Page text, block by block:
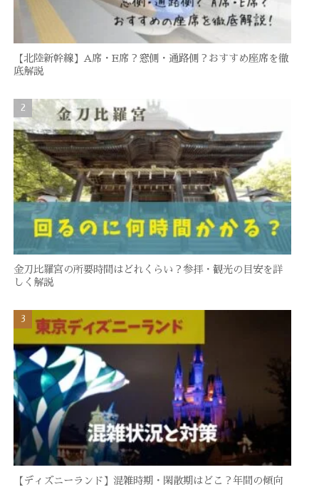
【北陸新幹線】A席・E席？窓側・通路側？おすすめ座席を徹
底解説
金刀比羅宮の所要時間はどれくらい？参拝・観光の目安を詳
しく解説
【ディズニーランド】混雑時期・閑散期はどこ？年間の傾向